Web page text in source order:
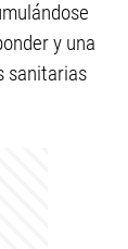
y una
sanitarias